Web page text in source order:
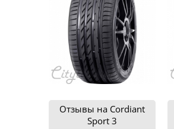
Отзывы на Cordiant
Sport 3